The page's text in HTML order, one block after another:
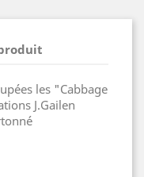
les "Cabbage
J.Gailen